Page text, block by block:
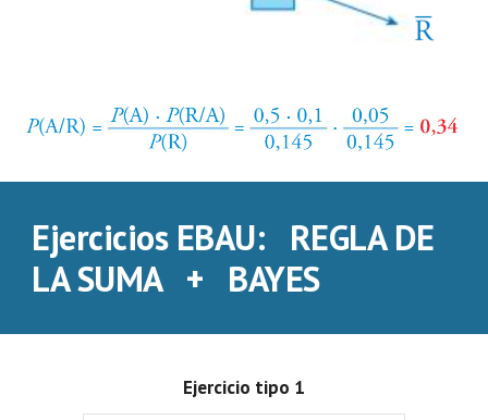
Ejercicios EBAU: REGLA DE
LA SUMA + BAYES
Ejercicio tipo 1